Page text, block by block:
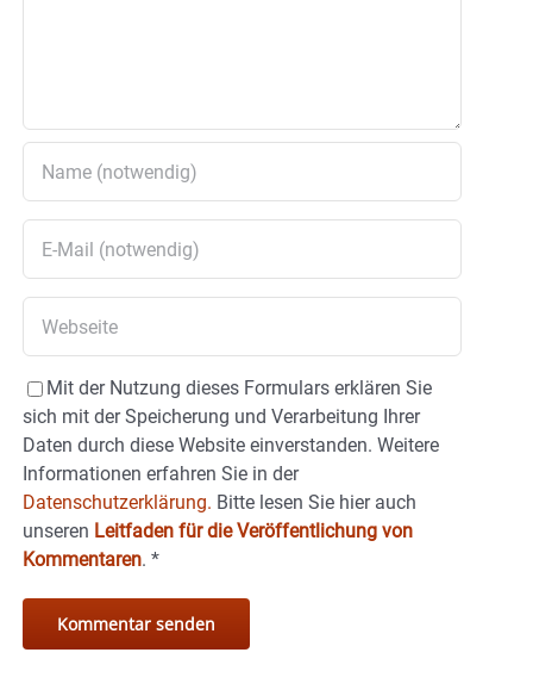
Mit der Nutzung dieses Formulars erklären Sie
sich mit der Speicherung und Verarbeitung Ihrer
Daten durch diese Website einverstanden. Weitere
Informationen erfahren Sie in der
Datenschutzerklärung. Bitte lesen Sie hier auch
unseren Leitfaden für die Veröffentlichung von
Kommentaren. *